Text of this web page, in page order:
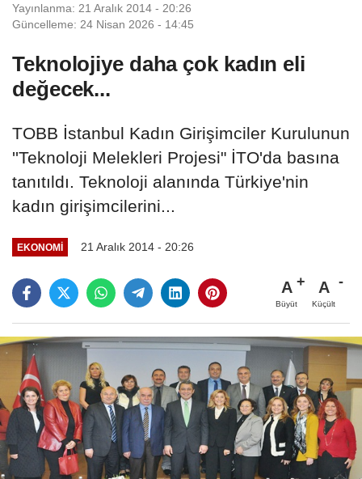
Yayınlanma: 21 Aralık 2014 - 20:26
Güncelleme: 24 Nisan 2026 - 14:45
Teknolojiye daha çok kadın eli
değecek...
TOBB İstanbul Kadın Girişimciler Kurulunun
''Teknoloji Melekleri Projesi" İTO'da basına
tanıtıldı. Teknoloji alanında Türkiye'nin
kadın girişimcilerini...
EKONOMI 21 Aralık 2014 - 20:26
A
Büyüt
A
Küçült